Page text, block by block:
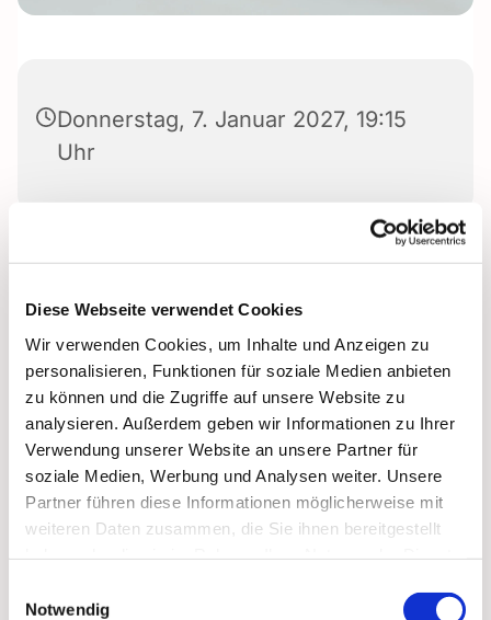
Diese Webseite verwendet Cookies
Wir verwenden Cookies, um Inhalte und Anzeigen zu
personalisieren, Funktionen für soziale Medien anbieten
zu können und die Zugriffe auf unsere Website zu
analysieren. Außerdem geben wir Informationen zu Ihrer
Verwendung unserer Website an unsere Partner für
soziale Medien, Werbung und Analysen weiter. Unsere
Partner führen diese Informationen möglicherweise mit
weiteren Daten zusammen, die Sie ihnen bereitgestellt
Notwendig
Donnerstag, 7. Januar 2027, 19:15
Uhr
Dies könnte Sie auch
interessieren